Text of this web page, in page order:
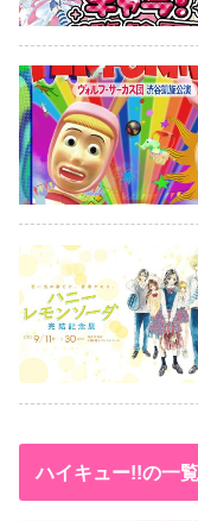
ハイキュー!!の一覧